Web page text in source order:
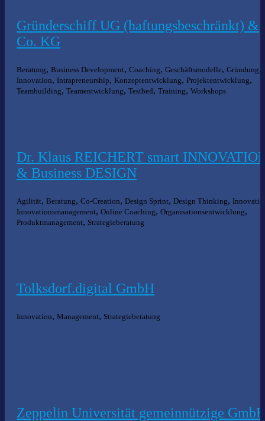
Gründerschiff UG (haftungsbeschränkt) &
Co. KG
Beratung, Business Development, Coaching, Geschäftsmodelle, Gründung,
Innovation, Intrapreneurship, Konzeptentwicklung, Projektentwicklung,
Teambuilding, Teamentwicklung, Testbed, Training, Workshops
Dr. Klaus REICHERT smart
& Business DESIGN
Agilität, Beratung, Co-Creation, Design Sprint, Design Thinking,
Innovationsmanagement, Online Coaching, Organisationsentwicklung,
Produktmanagement, Strategieberatung
Tolksdorf.digital GmbH
Innovation, Management, Strategieberatung
Zeppelin Universität gemeinnützige